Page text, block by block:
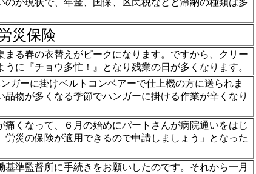
が現状で、年金、国保、区民税などと滞納の種類は多
災保険
る春の衣替えがピークになります。ですから、クリー
に『チョウ多忙！』となり残業の日が多くなります。
ーに掛けベルトコンベアーで仕上機の方に送られま
物が多くなる季節でハンガーに掛ける作業が辛くなり
くなって、６月の始めにパートさんが病院通いをはじ
災の保険が適用できるので申請しましょう」となった
監督所に手続きをお願いしたのです。それから一月